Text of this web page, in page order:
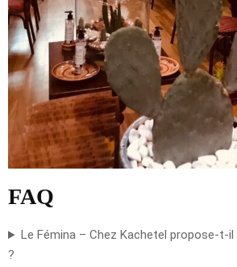
FAQ
Le Fémina – Chez Kachetel propose-t-
?